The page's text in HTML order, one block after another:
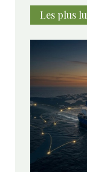
Conseil
conflit russo-
Les plus